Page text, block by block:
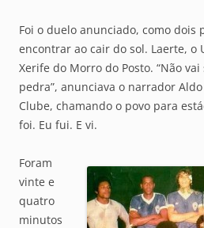
Foi o duelo anunciado, como dois
encontrar ao cair do sol. Laerte, o
Xerife do Morro do Posto. “Não
pedra”, anunciava o narrador
Clube, chamando o povo para
foi. Eu fui. E vi.
Foram
vinte e
quatro
minutos